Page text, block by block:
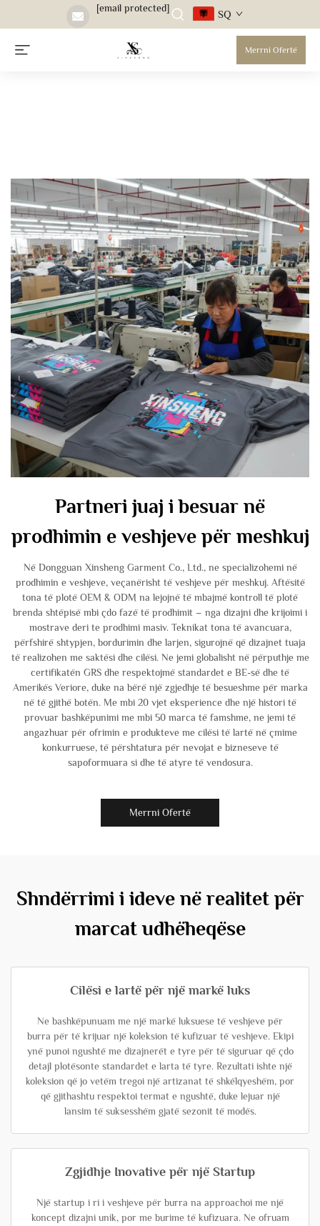
[email protected] SQ
Merrni Ofertë
Partneri juaj i besuar në
prodhimin e veshjeve për meshkuj
Në Dongguan Xinsheng Garment Co., Ltd., ne specializohemi në
prodhimin e veshjeve, veçanërisht të veshjeve për meshkuj. Aftësitë
tona të plotë OEM & ODM na lejojnë të mbajmë kontroll të plotë
brenda shtëpisë mbi çdo fazë të prodhimit – nga dizajni dhe krijoimi i
mostrave deri te prodhimi masiv. Teknikat tona të avancuara,
përfshirë shtypjen, bordurimin dhe larjen, sigurojnë që dizajnet tuaja
të realizohen me saktësi dhe cilësi. Ne jemi globalisht në përputhje me
certifikatën GRS dhe respektojmë standardet e BE-së dhe të
Amerikës Veriore, duke na bërë një zgjedhje të besueshme për marka
në të gjithë botën. Me mbi 20 vjet eksperience dhe një histori të
provuar bashkëpunimi me mbi 50 marca të famshme, ne jemi të
angazhuar për ofrimin e produkteve me cilësi të lartë në çmime
konkurruese, të përshtatura për nevojat e bizneseve të
sapoformuara si dhe të atyre të vendosura.
Merrni Ofertë
Shndërrimi i ideve në realitet për
marcat udhëheqëse
Cilësi e lartë për një markë luks
Ne bashkëpunuam me një markë luksuese të veshjeve për
burra për të krijuar një koleksion të kufizuar të veshjeve. Ekipi
ynë punoi ngushtë me dizajnerët e tyre për të siguruar që çdo
detajl plotësonte standardet e larta të tyre. Rezultati ishte një
koleksion që jo vetëm tregoi një artizanat të shkëlqyeshëm, por
që gjithashtu respektoi termat e ngushtë, duke lejuar një
lansim të suksesshëm gjatë sezonit të modës.
Zgjidhje Inovative për një Startup
Një startup i ri i veshjeve për burra na approachoi me një
koncept dizajni unik, por me burime të kufizuara. Ne ofruam